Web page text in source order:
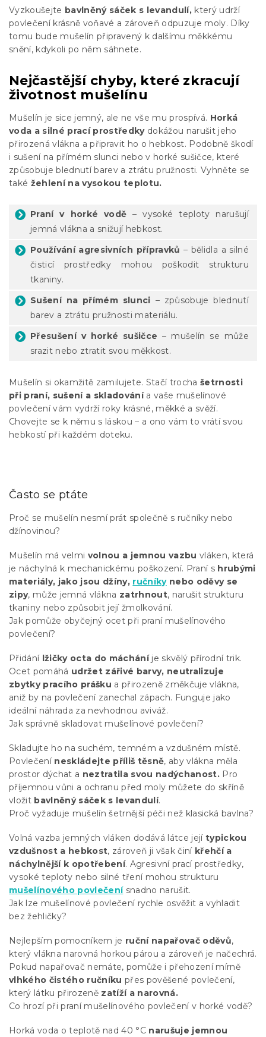
Vyzkoušejte bavlněný sáček s levandulí, který udrží
povlečení krásně voňavé a zároveň odpuzuje moly. Díky
tomu bude mušelín připravený k dalšímu měkkému
snění, kdykoli po něm sáhnete.
Nejčastější chyby, které zkracují
životnost mušelínu
Mušelín je sice jemný, ale ne vše mu prospívá. Horká
voda a silné prací prostředkydokážou narušit jeho
přirozená vlákna a připravit ho o hebkost. Podobně škodí
i sušení na přímém slunci nebo v horké sušičce, které
způsobuje blednutí barev a ztrátu pružnosti. Vyhněte se
také žehlení na vysokou teplotu.
Praní v horké vodě – vysoké teploty narušují
jemná vlákna a snižují hebkost.
Používání agresivních přípravků – bělidla a silné
čisticí prostředky mohou poškodit strukturu
tkaniny.
Sušení na přímém slunci – způsobuje blednutí
barev a ztrátu pružnosti materiálu.
Přesušení v horké sušičce – mušelín se může
srazit nebo ztratit svou měkkost.
Mušelín si okamžitě zamilujete. Stačí trocha šetrnosti
při praní, sušení a skladovánía vaše mušelínové
povlečení vám vydrží roky krásné, měkké a svěží.
Chovejte se k němu s láskou – a ono vám to vrátí svou
hebkostí při každém doteku.
Často se ptáte
Proč se mušelín nesmí prát společně s ručníky nebo
džínovinou?
Mušelín má velmi volnou a jemnou vazbu vláken, která
je náchylná k mechanickému poškození. Praní s hrubými
materiály, jako jsou džíny, ručníkynebo oděvy se
zipy, může jemná vlákna zatrhnout, narušit strukturu
tkaniny nebo způsobit její žmolkování.
Jak pomůže obyčejný ocet při praní mušelínového
povlečení?
Přidání lžičky octa do mácháníje skvělý přírodní trik.
Ocet pomáhá udržet zářivé barvy, neutralizuje
zbytky pracího prášku a přirozeně změkčuje vlákna,
aniž by na povlečení zanechal zápach. Funguje jako
ideální náhrada za nevhodnou aviváž.
Jak správně skladovat mušelínové povlečení?
Skladujte ho na suchém, temném a vzdušném místě.
Povlečení neskládejte příliš těsně, aby vlákna měla
prostor dýchat a neztratila svou nadýchanost. Pro
příjemnou vůni a ochranu před moly můžete do skříně
vložit bavlněný sáček s levandulí.
Proč vyžaduje mušelín šetrnější péči než klasická bavlna?
Volná vazba jemných vláken dodává látce její typickou
vzdušnost a hebkost, zároveň ji však činí křehčí a
náchylnější k opotřebení. Agresivní prací prostředky,
vysoké teploty nebo silné tření mohou strukturu
mušelínového povlečenísnadno narušit.
Jak lze mušelínové povlečení rychle osvěžit a vyhladit
bez žehličky?
Nejlepším pomocníkem je ruční napařovač oděvů,
který vlákna narovná horkou párou a zároveň je načechrá.
Pokud napařovač nemáte, pomůže i přehození mírně
vlhkého čistého ručníku přes pověšené povlečení,
který látku přirozeně zatíží a narovná.
Co hrozí při praní mušelínového povlečení v horké vodě?
Horká voda o teplotě nad 40 °C narušuje jemnou